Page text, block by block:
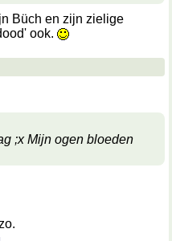
Büch en zijn zielige
ook.
;x Mijn ogen bloeden